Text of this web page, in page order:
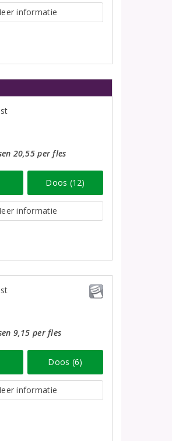
informatie
20,55 per fles
Doos (12)
informatie
9,15 per fles
Doos (6)
informatie